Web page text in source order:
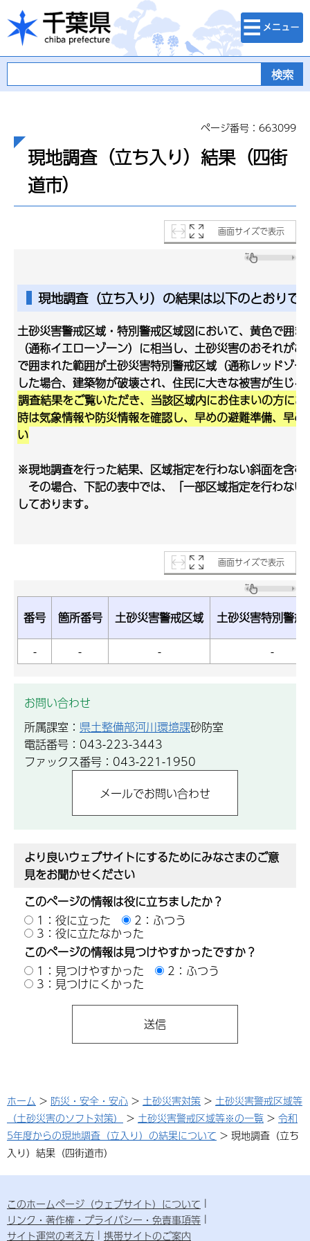
千葉県
検索・メニュ
ー
ページ番号：663099
現地調査（立ち入り）結果（四街
道市）
画面サイズで表示
現地調査（立ち入り）の結果は以下のとおりで
土砂災害警戒区域・特別警戒区域図において、黄色で囲
（通称イエローゾーン）に相当し、土砂災害のおそれが
で囲まれた範囲が土砂災害特別警戒区域（通称レッドゾ
した場合、建築物が破壊され、住民に大きな被害が生じ
調査結果をご覧いただき、当該区域内にお住まいの方に
時は気象情報や防災情報を確認し、早めの避難準備、早
い
※現地調査を行った結果、区域指定を行わない斜面を含む
その場合、下記の表中では、「一部区域指定を行わな
しております。
画面サイズで表示
番号 箇所番号 土砂災害警戒区域
土砂災害特別警戒
-
- - -
お問い合わせ
所属課室： 県土整備部河川環境課砂防室
電話番号：043-223-3443
ファックス番号：043-221-1950
より良いウェブサイトにするためにみなさまのご意
見をお聞かせください
このページの情報は役に立ちましたか？
1：役に立った
2：ふつう
3：役に立たなかった
このページの情報は見つけやすかったですか？
1：見つけやすかった
2：ふつう
3：見つけにくかった
ホーム > 防災・安全・安心 > 土砂災害対策 > 土砂災害警戒区域等
（土砂災害のソフト対策）
> 土砂災害警戒区域等※の一覧 > 令和
5年度からの現地調査（立入り）の結果について > 現地調査（立ち
入り）結果（四街道市）
このホームページ（ウェブサイト）について
リンク・著作権・プライバシー・免責事項等
サイト運営の考え方
携帯サイトのご案内